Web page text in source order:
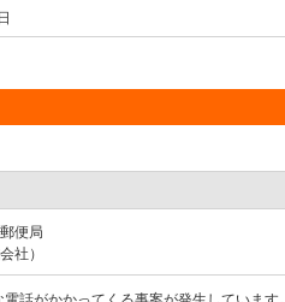
便局
社）
話がかかってくる事案が発生しています。